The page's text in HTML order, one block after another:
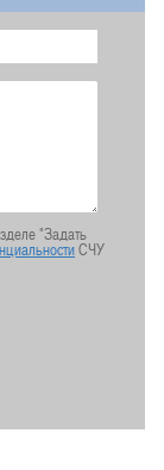
"Задать
СЧУ